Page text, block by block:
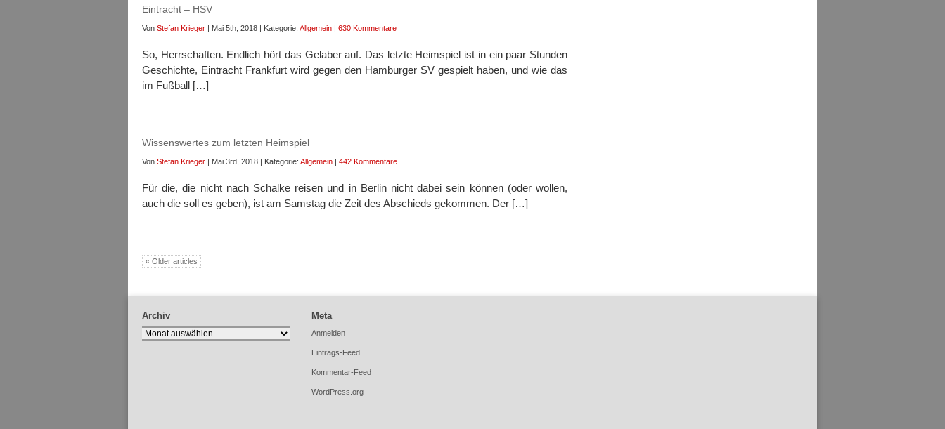
Eintracht – HSV
Von Stefan Krieger | Mai 5th, 2018 | Kategorie: Allgemein | 630 Kommentare
So, Herrschaften. Endlich hört das Gelaber auf. Das letzte Heimspiel ist in ein paar Stunden
Geschichte, Eintracht Frankfurt wird gegen den Hamburger SV gespielt haben, und wie das
im Fußball […]
Wissenswertes zum letzten Heimspiel
Von Stefan Krieger | Mai 3rd, 2018 | Kategorie: Allgemein | 442 Kommentare
Für die, die nicht nach Schalke reisen und in Berlin nicht dabei sein können (oder wollen,
auch die soll es geben), ist am Samstag die Zeit des Abschieds gekommen. Der […]
« Older articles
Archiv
Archiv
Meta
Anmelden
Eintrags-Feed
Kommentar-Feed
WordPress.org